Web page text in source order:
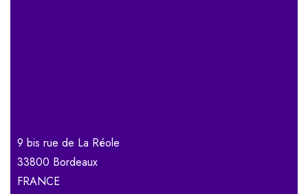
9 bis rue de La Réole
33800 Bordeaux
FRANCE